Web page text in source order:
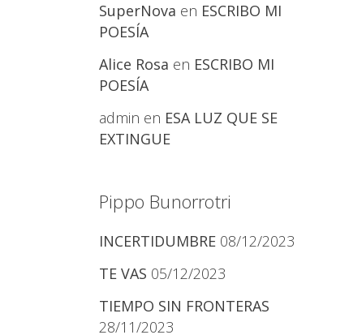
SuperNova en ESCRIBO MI
POESÍA
Alice Rosa en ESCRIBO MI
POESÍA
admin en ESA LUZ QUE SE
EXTINGUE
Pippo Bunorrotri
INCERTIDUMBRE 08/12/2023
TE VAS 05/12/2023
TIEMPO SIN FRONTERAS
28/11/2023